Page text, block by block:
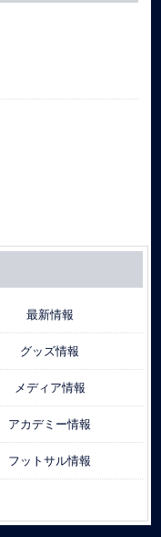
最新情報
グッズ情報
メディア情報
アカデミー情報
フットサル情報